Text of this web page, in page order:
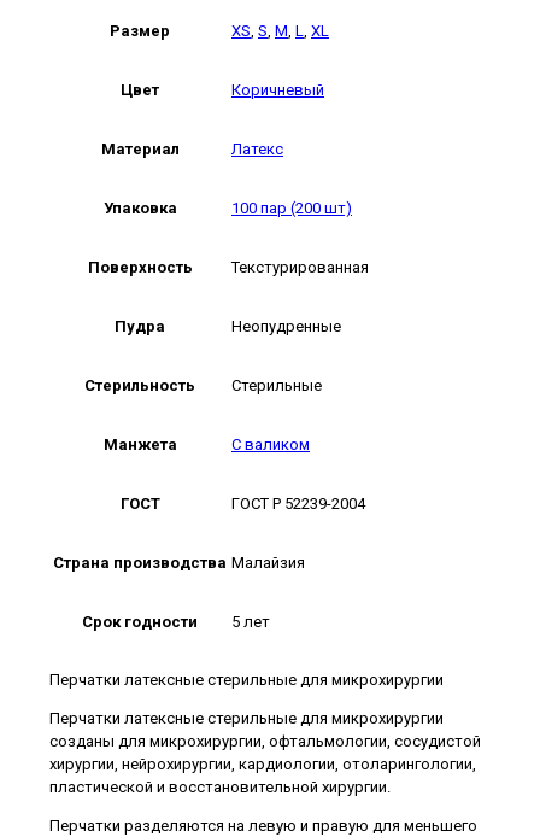
Размер XS S M L XL
Цвет Коричневый
Материал Латекс
Упаковка 100 пар (200 шт)
Поверхность Текстурированная
Пудра Неопудренные
Стерильность Стерильные
Манжета С валиком
ГОСТ ГОСТ Р 52239-2004
Страна производства Малайзия
Срок годности 5 лет
Перчатки латексные стерильные для микрохирургии
Перчатки латексные стерильные для микрохирургии
созданы для микрохирургии, офтальмологии, сосудистой
хирургии, нейрохирургии, кардиологии, отоларингологии,
пластической и восстановительной хирургии.
Перчатки разделяются на левую и правую для меньшего